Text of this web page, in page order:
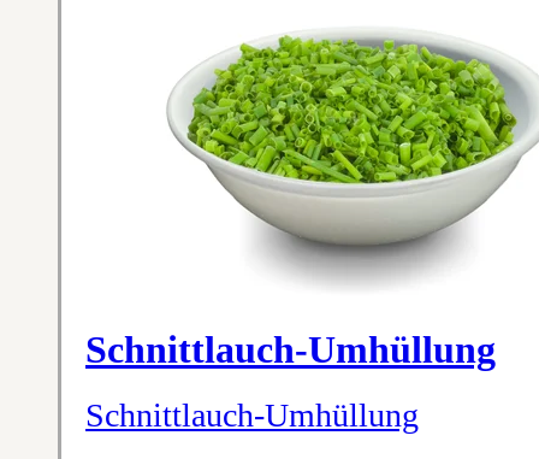
Schnittlauch-Umhüllung
Schnittlauch-Umhüllung